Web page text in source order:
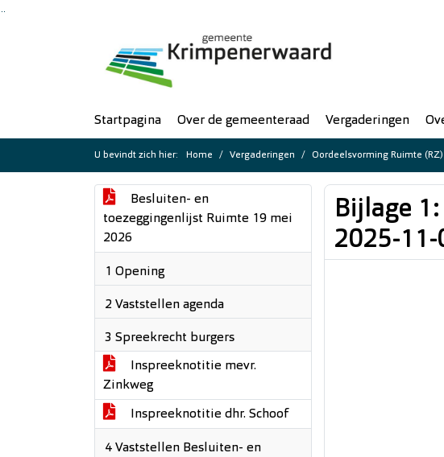
Startpagina Over de gemeenteraad Vergaderingen
U bevindt zich hier: Home Vergaderingen Oordeelsvorming Ruimte
Besluiten- en
toezeggingenlijst Ruimte 19 mei
2026
1 Opening
2 Vaststellen agenda
3 Spreekrecht burgers
Inspreeknotitie mevr.
Zinkweg
Inspreeknotitie dhr. Schoof
4 Vaststellen Besluiten- en
Bijlage
2025-11-